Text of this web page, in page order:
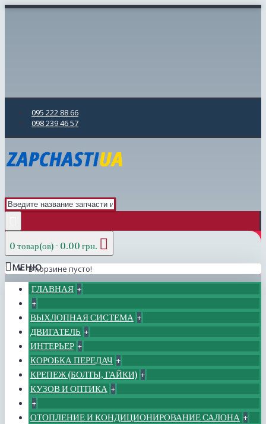
095 222 88 66
098 239 46 57
0 товар(ов) - 0.00 грн.
В корзине пусто!
МЕНЮ
ГЛАВНАЯ +
+
ВЫХЛОПНАЯ СИСТЕМА +
ДВИГАТЕЛЬ +
ИНТЕРЬЕР +
КОРОБКА ПЕРЕДАЧ +
КРЕПЕЖ (БОЛТЫ, ГАЙКИ) +
КУЗОВ И ОПТИКА +
+
ОТОПЛЕНИЕ И КОНДИЦИОНИРОВАНИЕ САЛОНА +